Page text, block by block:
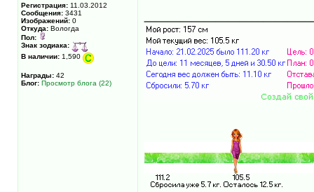
Регистрация: 11.03.2012
Сообщения: 3431
Изображений: 0
Откуда: Вологда
Пол:
Знак зодиака:
В наличии: 1,590
Награды: 42
Блог: Просмотр блога (22)